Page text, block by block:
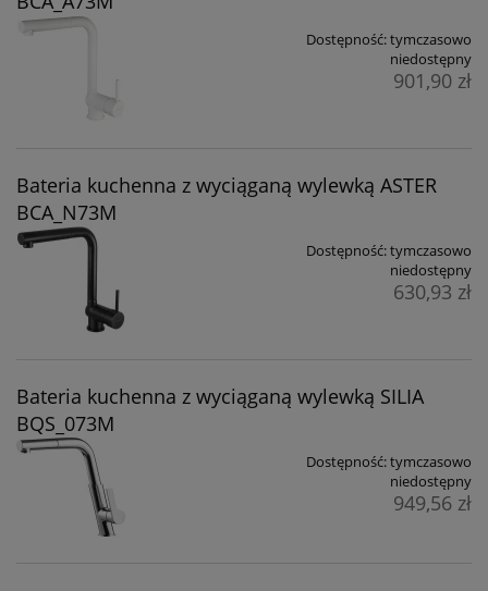
Dostępność:tymczasowo
niedostępny
901,90 zł
Bateria kuchenna z wyciąganą wylewką ASTER
BCA_N73M
Dostępność:tymczasowo
niedostępny
630,93 zł
Bateria kuchenna z wyciąganą wylewką SILIA
BQS_073M
Dostępność:tymczasowo
niedostępny
949,56 zł